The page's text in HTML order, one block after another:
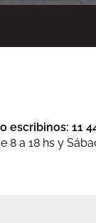
escribinos: 11
8 a 18 hs y